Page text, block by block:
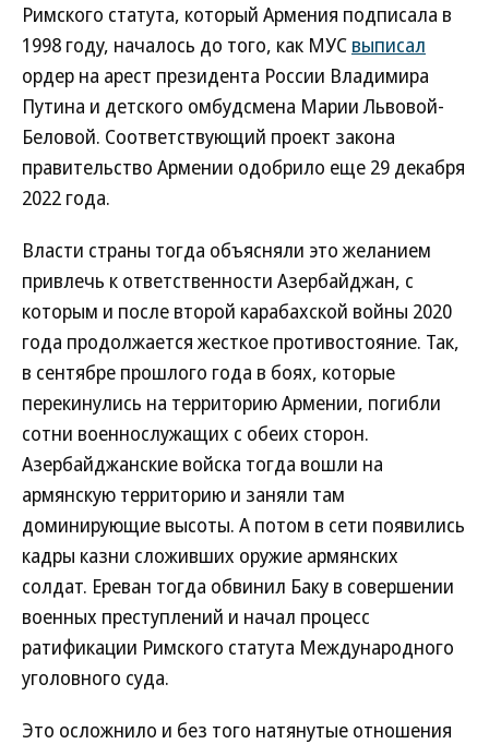
Римского статута, который Армения подписала в
1998 году, началось до того, как МУС выписал
ордер на арест президента России Владимира
Путина и детского омбудсмена Марии Львовой-
Беловой. Соответствующий проект закона
правительство Армении одобрило еще 29 декабря
2022 года.
Власти страны тогда объясняли это желанием
привлечь к ответственности Азербайджан, с
которым и после второй карабахской войны 2020
года продолжается жесткое противостояние. Так,
в сентябре прошлого года в боях, которые
перекинулись на территорию Армении, погибли
сотни военнослужащих с обеих сторон.
Азербайджанские войска тогда вошли на
армянскую территорию и заняли там
доминирующие высоты. А потом в сети появились
кадры казни сложивших оружие армянских
солдат. Ереван тогда обвинил Баку в совершении
военных преступлений и начал процесс
ратификации Римского статута Международного
уголовного суда.
Это осложнило и без того натянутые отношения